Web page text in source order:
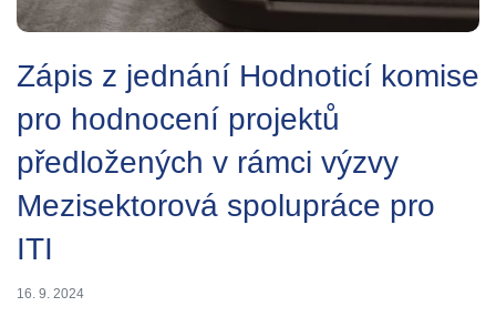
Zápis z jednání Hodnoticí komise
pro hodnocení projektů
předložených v rámci výzvy
Mezisektorová spolupráce pro
ITI
16. 9. 2024